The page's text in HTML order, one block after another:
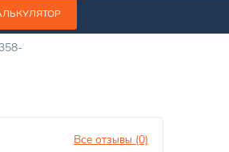
Все отзывы (0)